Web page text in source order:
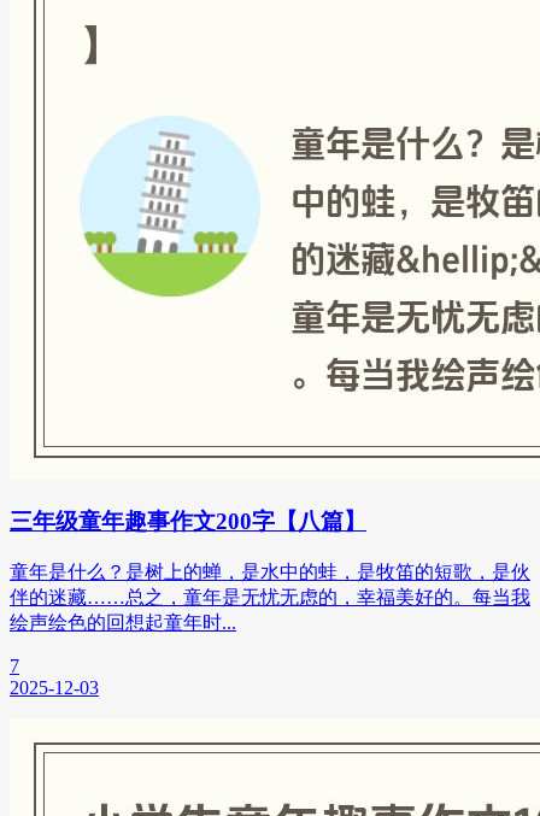
三年级童年趣事作文200字【八篇】
童年是什么？是树上的蝉，是水中的蛙，是牧笛的短歌，是伙
伴的迷藏……总之，童年是无忧无虑的，幸福美好的。每当我
绘声绘色的回想起童年时...
7
2025-12-03